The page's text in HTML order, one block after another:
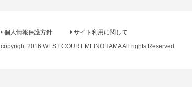
個人情報保護方針
サイト利用に関して
copyright 2016 WEST COURT MEINOHAMA All rights Reserved.